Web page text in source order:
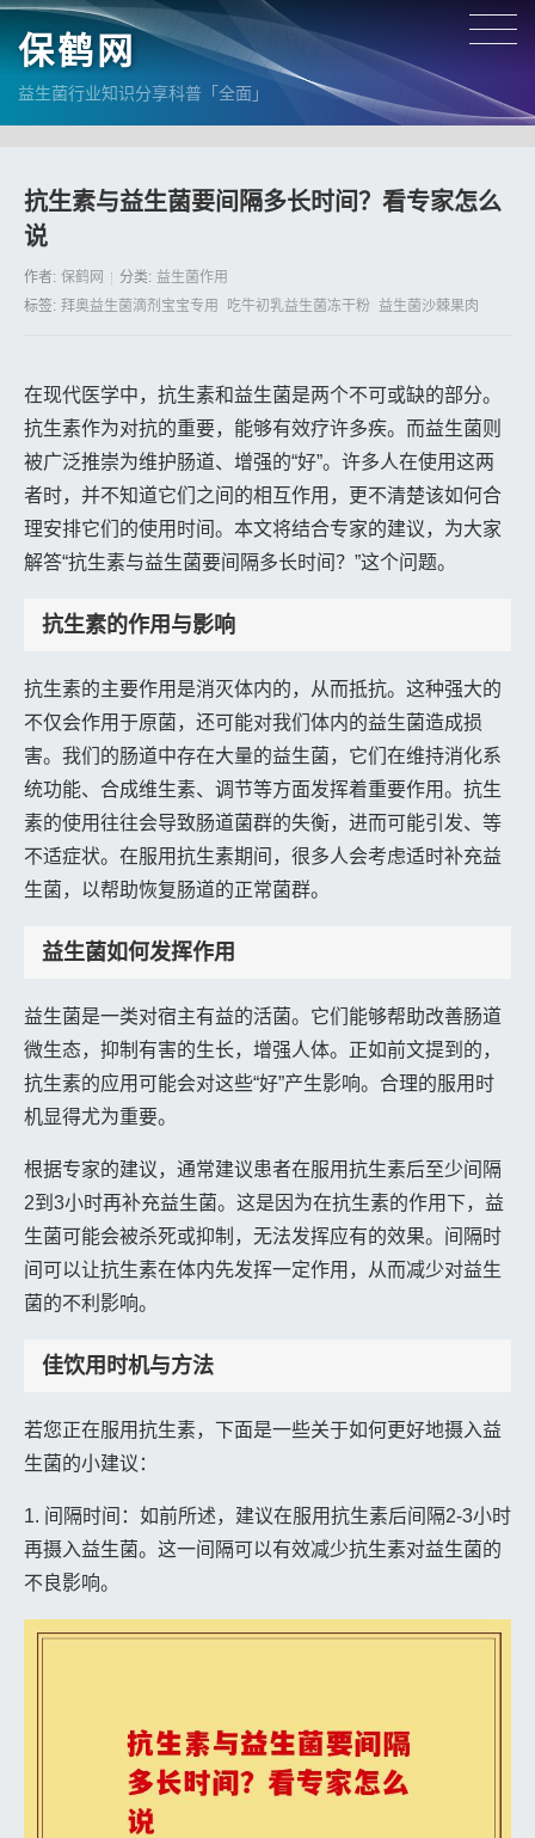
保鹤网
益生菌行业知识分享科普「全面」
抗生素与益生菌要间隔多长时间？看专家怎么
说
作者: 保鹤网 分类: 益生菌作用
标签: 拜奥益生菌滴剂宝宝专用 吃牛初乳益生菌冻干粉 益生菌沙棘果肉
在现代医学中，抗生素和益生菌是两个不可或缺的部分。
抗生素作为对抗的重要，能够有效疗许多疾。而益生菌则
被广泛推崇为维护肠道、增强的“好”。许多人在使用这两
者时，并不知道它们之间的相互作用，更不清楚该如何合
理安排它们的使用时间。本文将结合专家的建议，为大家
解答“抗生素与益生菌要间隔多长时间？”这个问题。
抗生素的作用与影响
抗生素的主要作用是消灭体内的，从而抵抗。这种强大的
不仅会作用于原菌，还可能对我们体内的益生菌造成损
害。我们的肠道中存在大量的益生菌，它们在维持消化系
统功能、合成维生素、调节等方面发挥着重要作用。抗生
素的使用往往会导致肠道菌群的失衡，进而可能引发、等
不适症状。在服用抗生素期间，很多人会考虑适时补充益
生菌，以帮助恢复肠道的正常菌群。
益生菌如何发挥作用
益生菌是一类对宿主有益的活菌。它们能够帮助改善肠道
微生态，抑制有害的生长，增强人体。正如前文提到的，
抗生素的应用可能会对这些“好”产生影响。合理的服用时
机显得尤为重要。
根据专家的建议，通常建议患者在服用抗生素后至少间隔
2到3小时再补充益生菌。这是因为在抗生素的作用下，益
生菌可能会被杀死或抑制，无法发挥应有的效果。间隔时
间可以让抗生素在体内先发挥一定作用，从而减少对益生
菌的不利影响。
佳饮用时机与方法
若您正在服用抗生素，下面是一些关于如何更好地摄入益
生菌的小建议：
1. 间隔时间：如前所述，建议在服用抗生素后间隔2-3小时
再摄入益生菌。这一间隔可以有效减少抗生素对益生菌的
不良影响。